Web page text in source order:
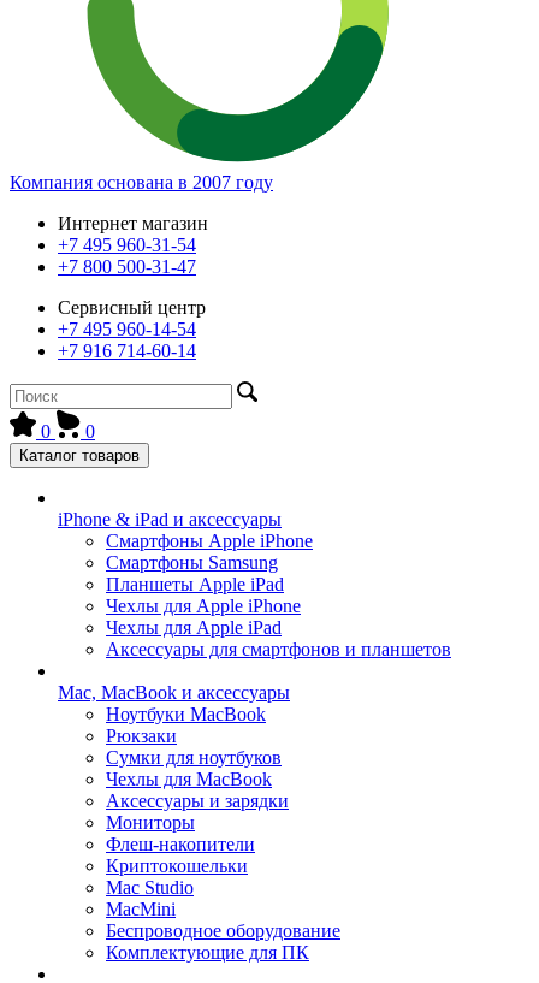
Компания основана в 2007 году
Интернет магазин
+7 495 960-31-54
+7 800 500-31-47
Сервисный центр
+7 495 960-14-54
+7 916 714-60-14
0 0
Каталог товаров
iPhone & iPad и аксессуары
Смартфоны Apple iPhone
Смартфоны Samsung
Планшеты Apple iPad
Чехлы для Apple iPhone
Чехлы для Apple iPad
Аксессуары для смартфонов и планшетов
Mac, MacBook и аксессуары
Ноутбуки MacBook
Рюкзаки
Сумки для ноутбуков
Чехлы для MacBook
Аксессуары и зарядки
Мониторы
Флеш-накопители
Криптокошельки
Mac Studio
MacMini
Беспроводное оборудование
Комплектующие для ПК